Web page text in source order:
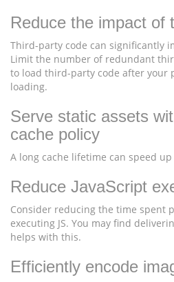
Reduce the impact of
Third-party code can significantly
Limit the number of redundant
to load third-party code after your
loading.
Serve static assets
cache policy
A long cache lifetime can speed
Reduce JavaScript
Consider reducing the time spent
executing JS. You may find
helps with this.
Efficiently encode